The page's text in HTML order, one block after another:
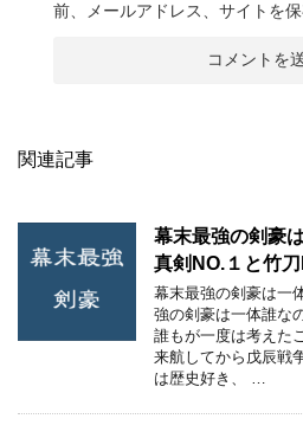
前、メールアドレス、サイトを保
関連記事
幕末最強の剣豪
真剣NO.１と竹刀
幕末最強の剣豪は一
強の剣豪は一体誰な
誰もが一度は考えた
来航してから戊辰戦
は歴史好き、 …